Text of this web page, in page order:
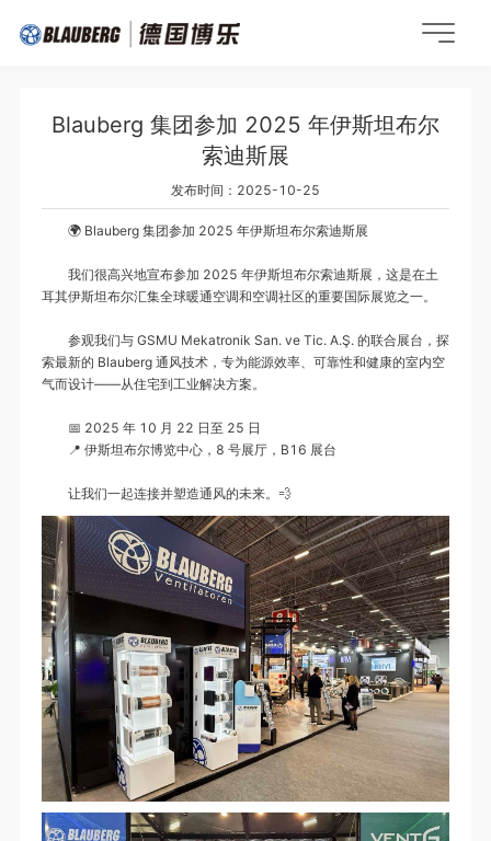
Blauberg 集团参加 2025 年伊斯坦布尔
索迪斯展
发布时间：2025-10-25
🌍 Blauberg 集团参加 2025 年伊斯坦布尔索迪斯展
我们很高兴地宣布参加 2025 年伊斯坦布尔索迪斯展，这是在土
耳其伊斯坦布尔汇集全球暖通空调和空调社区的重要国际展览之一。
参观我们与 GSMU Mekatronik San. ve Tic. A.Ş. 的联合展台，探
索最新的 Blauberg 通风技术，专为能源效率、可靠性和健康的室内空
气而设计——从住宅到工业解决方案。
📅 2025 年 10 月 22 日至 25 日
📍 伊斯坦布尔博览中心，8 号展厅，B16 展台
让我们一起连接并塑造通风的未来。💨